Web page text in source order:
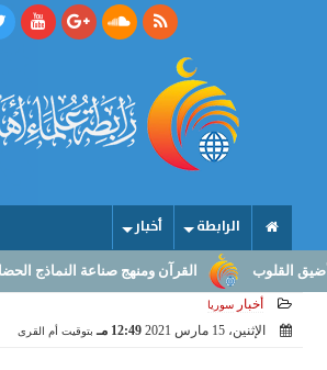
الرابطة أخبار
القرآن ومنهج صناعة النماذج الحضارية
أخبار سوريا
الإثنين، 15 مارس 2021 12:49 مـ بتوقيت أم القرى